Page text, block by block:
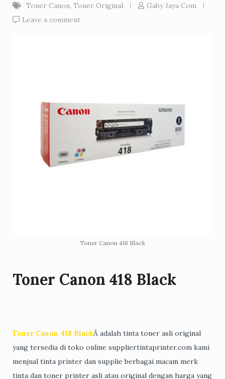
Toner Canon, Toner Original
Gaby Jaya Com
Leave a comment
Toner Canon 418 Black
Toner Canon 418 Black
Toner Canon 418 BlackÂ adalah tinta toner asli original
yang tersedia di toko online suppliertintaprinter.com kami
menjual tinta printer dan supplie berbagai macam merk
tinta dan toner printer asli atau original dengan harga yang